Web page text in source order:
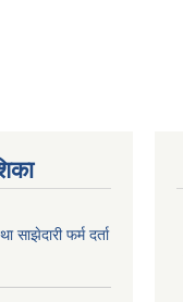
साझेदारी फर्म दर्ता